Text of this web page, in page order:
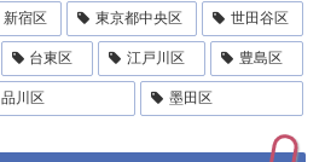
新宿区 東京都中央区 世田谷区
台東区 江戸川区 豊島区
品川区 墨田区